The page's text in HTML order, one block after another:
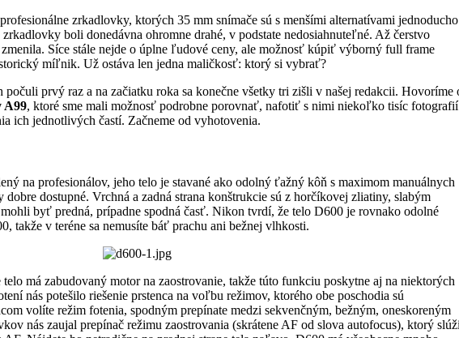
zrkadlovky, ktorých 35 mm snímače sú s menšími alternatívami jednoducho
zrkadlovky boli donedávna ohromne drahé, v podstate nedosiahnuteľné. Až čerstvo
Síce stále nejde o úplne ľudové ceny, ale možnosť kúpiť výborný full frame
míľnik. Už ostáva len jedna maličkosť: ktorý si vybrať?
počuli prvý raz a na začiatku roka sa konečne všetky tri zišli v našej redakcii. Hovoríme
A99, ktoré sme mali možnosť podrobne porovnať, nafotiť s nimi niekoľko tisíc
ich jednotlivých častí. Začneme od vyhotovenia.
na profesionálov, jeho telo je stavané ako odolný ťažný kôň s maximom manuálnych
dostupné. Vrchná a zadná strana konštrukcie sú z horčíkovej zliatiny, slabým
byť predná, prípadne spodná časť. Nikon tvrdí, že telo D600 je rovnako odolné
takže v teréne sa nemusíte báť prachu ani bežnej vlhkosti.
má zabudovaný motor na zaostrovanie, takže túto funkciu poskytne aj na niektorých
nás potešilo riešenie prstenca na voľbu režimov, ktorého obe poschodia sú
volíte režim fotenia, spodným prepínate medzi sekvenčným, bežným, oneskoreným
nás zaujal prepínač režimu zaostrovania (skrátene AF od slova autofocus), ktorý slúži